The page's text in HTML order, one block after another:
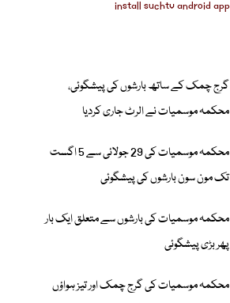
گرج چمک کے ساتھ بارشوں کی پیشگوئی،
محکمہ موسمیات نے الرٹ جاری کردیا
محکمہ موسمیات کی 29 جولائی سے 5 اگست
تک مون سون بارشوں کی پیشگوئی
محکمہ موسمیات کی بارشوں سے متعلق ایک بار
پھر بڑی پیشگوئی
محکمہ موسمیات کی گرج چمک اور تیز ہواؤں